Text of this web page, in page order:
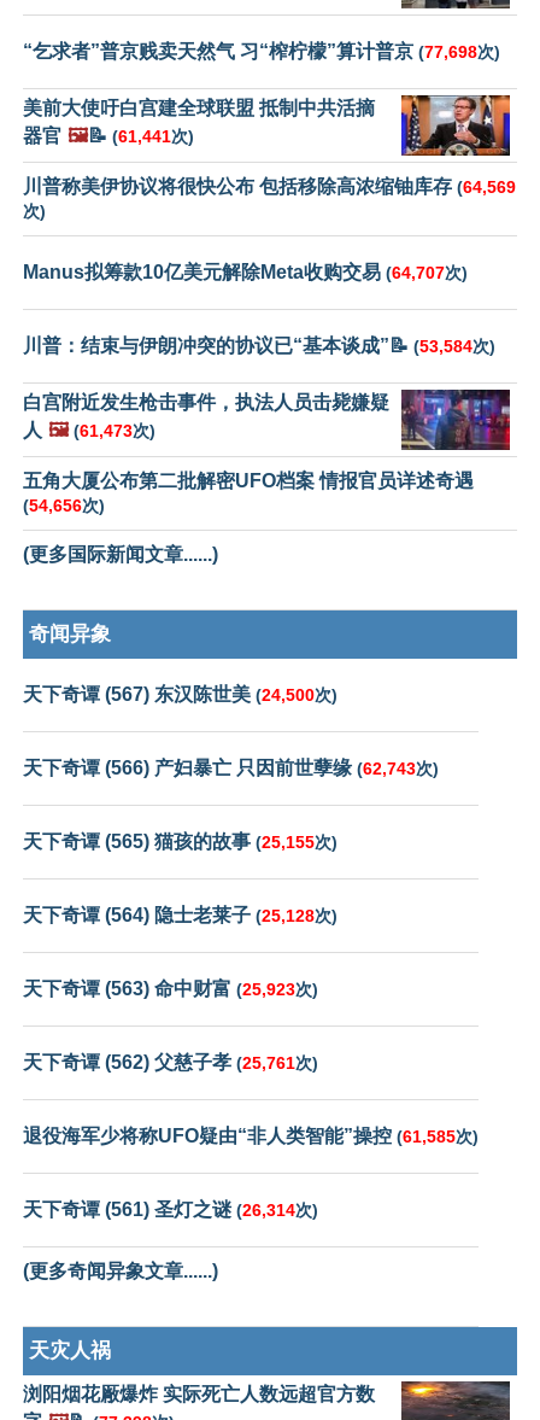
“乞求者”普京贱卖天然气 习“榨柠檬”算计普京 (77,698次)
美前大使吁白宫建全球联盟 抵制中共活摘
器官 🖼️📝 (61,441次)
川普称美伊协议将很快公布 包括移除高浓缩铀库存 (64,569
次)
Manus拟筹款10亿美元解除Meta收购交易 (64,707次)
川普：结束与伊朗冲突的协议已“基本谈成”📝 (53,584次)
白宫附近发生枪击事件，执法人员击毙嫌疑
人 🖼️ (61,473次)
五角大厦公布第二批解密UFO档案 情报官员详述奇遇
(54,656次)
(更多国际新闻文章......)
奇闻异象
天下奇谭 (567) 东汉陈世美 (24,500次)
天下奇谭 (566) 产妇暴亡 只因前世孽缘 (62,743次)
天下奇谭 (565) 猫孩的故事 (25,155次)
天下奇谭 (564) 隐士老莱子 (25,128次)
天下奇谭 (563) 命中财富 (25,923次)
天下奇谭 (562) 父慈子孝 (25,761次)
退役海军少将称UFO疑由“非人类智能”操控 (61,585次)
天下奇谭 (561) 圣灯之谜(26,314次)
(更多奇闻异象文章......)
天灾人祸
浏阳烟花厰爆炸 实际死亡人数远超官方数